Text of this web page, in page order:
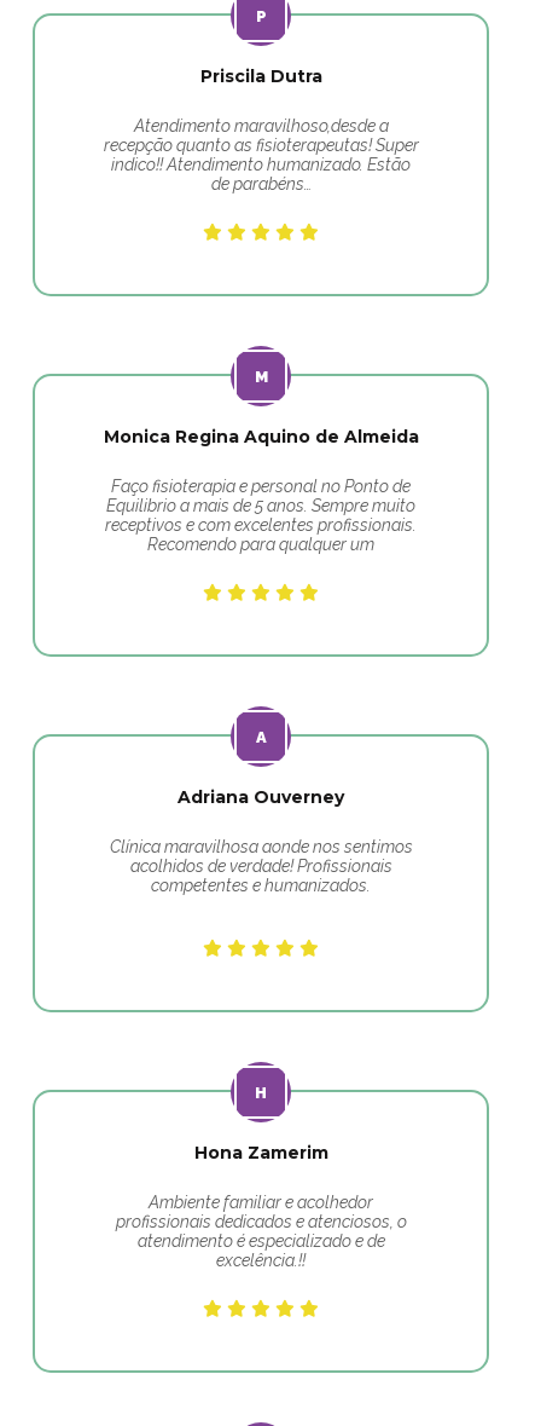
Priscila Dutra
Atendimento maravilhoso,desde a
recepção quanto as fisioterapeutas! Super
indico!! Atendimento humanizado. Estão
de parabéns…
Monica Regina Aquino de Almeida
Faço fisioterapia e personal no Ponto de
Equilibrio a mais de 5 anos. Sempre muito
receptivos e com excelentes profissionais.
Recomendo para qualquer um
Adriana Ouverney
Clínica maravilhosa aonde nos sentimos
acolhidos de verdade! Profissionais
competentes e humanizados.
Hona Zamerim
Ambiente familiar e acolhedor
profissionais dedicados e atenciosos, o
atendimento é especializado e de
excelência.!!